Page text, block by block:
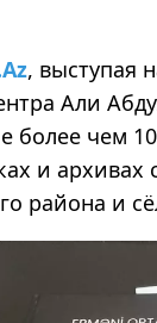
, выступая
Али
более чем
и
района и